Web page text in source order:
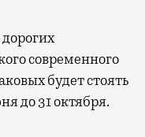
современного
будет стоять
до 31 октября.